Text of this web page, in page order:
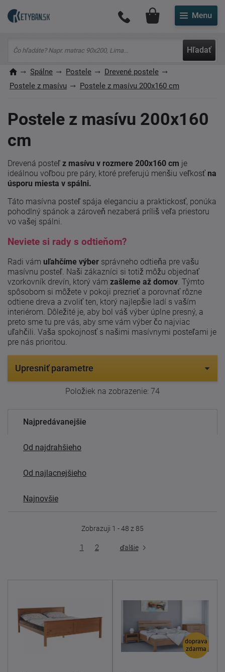
Hľadať
Môj účet
Spálne Postele
Drevené postele
Postele z masívu
Postele z masívu 200x160 cm
Postele z masívu 200x160
cm
Drevená posteľ z masívu v rozmere 200x160 cm je
ideálnou voľbou pre páry, ktoré preferujú menšiu veľkosť na
úsporu miesta v spálni.
Táto masívna posteľ spája eleganciu a praktickosť, ponúka
pohodlný spánok a zároveň nezaberá príliš veľa priestoru
vo vašej spálni.
Neviete si rady s odtieňom?
Radi vám uľahčíme výber správneho odtieňa pre vašu
masívnu posteľ. Naši zákazníci si totiž môžu objednať
vzorkovník drevín, ktorý vám zašleme až domov. Týmto
spôsobom si môžete v pokoji prezrieť a porovnať rôzne
odtiene dreva a zvoliť ten, ktorý najlepšie ladí s vaším
interiérom. Dôležité je, aby bol váš výber úplne presný, a
preto sme tu pre vás, aby sme vám výber čo najviac
uľahčili. Vaša spokojnosť s našimi masívnymi posteľami je
pre nás prioritou.
Upresniť parametre
Položiek na zobrazenie: 74
Najpredávanejšie
Od najdrahšieho
Od najlacnejšieho
Najnovšie
Zobrazuji 1 - 48 z 85
2
1 ďalšie
doprava
zdarma